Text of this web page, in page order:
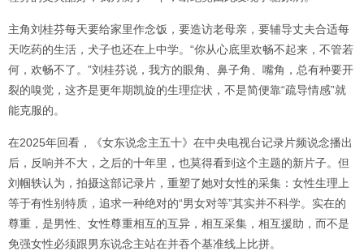
主角刘桂芬每天要给家里作念饭，要造访老母亲，要辅导丈夫合适每
天吃药的生活，犬子也还在上中学。“你从心底里欢畅不起来，不管若
何，欢畅不了。”刘桂芬说，我方的眼角、鼻子角、嘴角，总有种要开
裂的嗅觉，这齐是更年期凯旋的生理症状，不是简便靠“疏导情感”就
能克服的。
在2025年回看，《女东说念主五十》在中央电视台记录片频说念播出
后，反响并不大，之后的十年里，也莫得看到这个主题的新片子。但
刘帼轶认为，拍摄这部记录片，重塑了她对女性的采集：女性生理上
等于有性别特质，追求一种绝对的“男女对等”其实并不科学。实在的
尊重，是男性、女性尊重相互的互异，相互采集，相互援助，而不是
免强女性必须跟男东说念主站在并吞个基准线上比拼。